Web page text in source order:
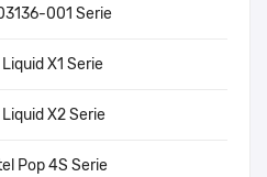
001 Serie
X1 Serie
X2 Serie
Pop 4S Serie